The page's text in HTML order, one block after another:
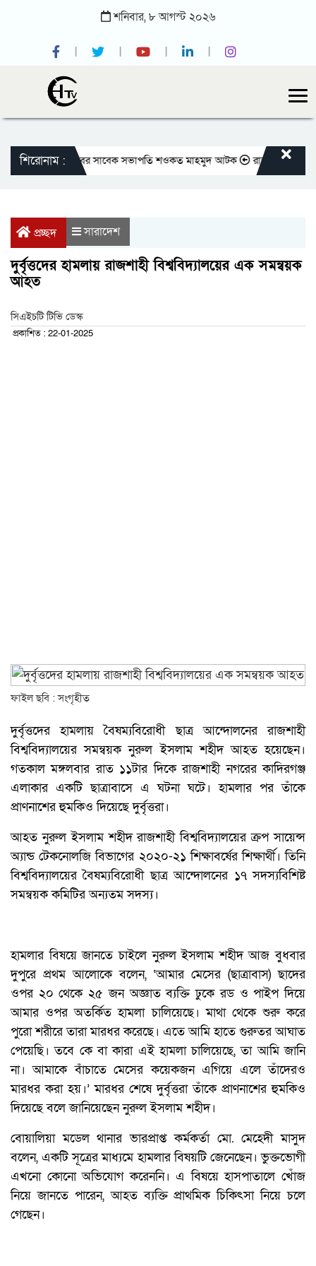
শনিবার,৮আগস্ট ২০২৬
শিরোনাম :
জাতীয় প্রেসক্লাবের সাবেক সভাপতি শওকত মাহমুদ আটক রাজবাড়ীতে বীর
প্রচ্ছদ সারাদেশ
দুর্বৃত্তদের হামলায় রাজশাহী বিশ্ববিদ্যালয়ের এক সমন্বয়ক
আহত
সিএইচটি টিভি ডেস্ক
প্রকাশিত : 22-01-2025
ফাইল ছবি : সংগৃহীত
দুর্বৃত্তদের হামলায় বৈষম্যবিরোধী ছাত্র আন্দোলনের রাজশাহী
বিশ্ববিদ্যালয়ের সমন্বয়ক নুরুল ইসলাম শহীদ আহত হয়েছেন।
গতকাল মঙ্গলবার রাত ১১টার দিকে রাজশাহী নগরের কাদিরগঞ্জ
এলাকার একটি ছাত্রাবাসে এ ঘটনা ঘটে। হামলার পর তাঁকে
প্রাণনাশের হুমকিও দিয়েছে দুর্বৃত্তরা।
আহত নুরুল ইসলাম শহীদ রাজশাহী বিশ্ববিদ্যালয়ের ক্রপ সায়েন্স
অ্যান্ড টেকনোলজি বিভাগের ২০২০-২১ শিক্ষাবর্ষের শিক্ষার্থী। তিনি
বিশ্ববিদ্যালয়ের বৈষম্যবিরোধী ছাত্র আন্দোলনের ১৭ সদস্যবিশিষ্ট
সমন্বয়ক কমিটির অন্যতম সদস্য।
হামলার বিষয়ে জানতে চাইলে নুরুল ইসলাম শহীদ আজ বুধবার
দুপুরে প্রথম আলোকে বলেন, ‘আমার মেসের (ছাত্রাবাস) ছাদের
ওপর ২০ থেকে ২৫ জন অজ্ঞাত ব্যক্তি ঢুকে রড ও পাইপ দিয়ে
আমার ওপর অতর্কিত হামলা চালিয়েছে। মাথা থেকে শুরু করে
পুরো শরীরে তারা মারধর করেছে। এতে আমি হাতে গুরুতর আঘাত
পেয়েছি। তবে কে বা কারা এই হামলা চালিয়েছে, তা আমি জানি
না। আমাকে বাঁচাতে মেসের কয়েকজন এগিয়ে এলে তাঁদেরও
মারধর করা হয়।’ মারধর শেষে দুর্বৃত্তরা তাঁকে প্রাণনাশের হুমকিও
দিয়েছে বলে জানিয়েছেন নুরুল ইসলাম শহীদ।
বোয়ালিয়া মডেল থানার ভারপ্রাপ্ত কর্মকর্তা মো. মেহেদী মাসুদ
বলেন, একটি সূত্রের মাধ্যমে হামলার বিষয়টি জেনেছেন। ভুক্তভোগী
এখনো কোনো অভিযোগ করেননি। এ বিষয়ে হাসপাতালে খোঁজ
নিয়ে জানতে পারেন, আহত ব্যক্তি প্রাথমিক চিকিৎসা নিয়ে চলে
গেছেন।